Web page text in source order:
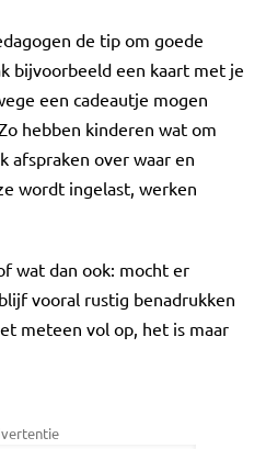
de tip om goede
bijvoorbeeld een kaart met je
een cadeautje mogen
hebben kinderen wat om
afspraken over waar en
wordt ingelast, werken
wat dan ook: mocht er
vooral rustig benadrukken
meteen vol op, het is maar